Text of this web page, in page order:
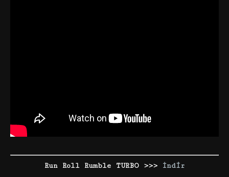
Run Roll Rumble TURBO >>> İndir